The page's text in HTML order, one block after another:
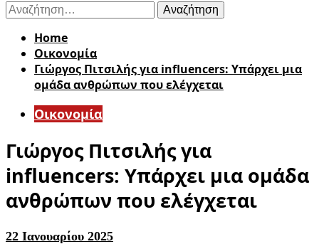
Αναζήτηση
για:
Home
Οικονομία
Γιώργος Πιτσιλής για influencers: Υπάρχει μια
ομάδα ανθρώπων που ελέγχεται
Οικονομία
Γιώργος Πιτσιλής για
influencers: Υπάρχει μια ομάδα
ανθρώπων που ελέγχεται
22 Ιανουαρίου 2025